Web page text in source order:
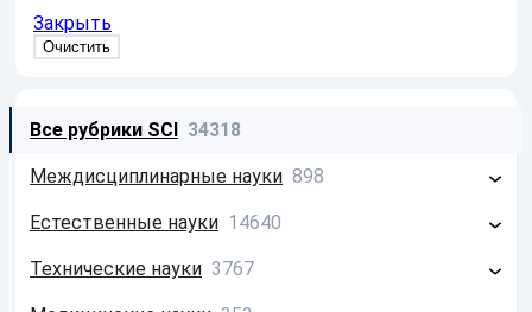
Закрыть
Все рубрики SCI 34318
Междисциплинарные науки 898
Философия
213
Естественные науки 14640
Математика 2586
Технические науки 3767